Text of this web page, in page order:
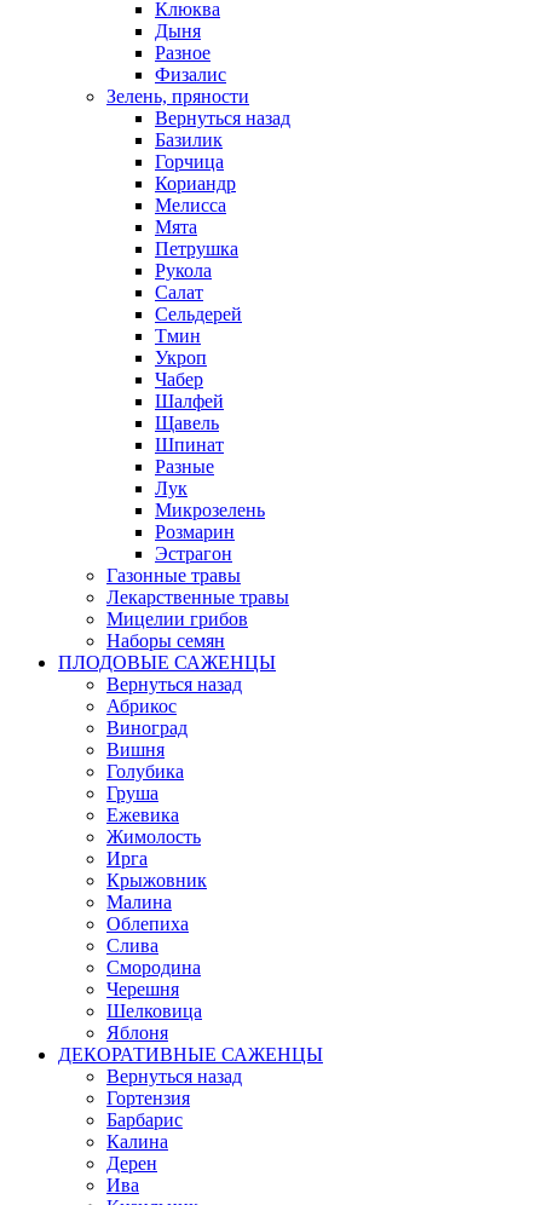
Клюква
Дыня
Разное
Физалис
Зелень, пряности
Вернуться назад
Базилик
Горчица
Кориандр
Мелисса
Мята
Петрушка
Рукола
Салат
Сельдерей
Тмин
Укроп
Чабер
Шалфей
Щавель
Шпинат
Разные
Лук
Микрозелень
Розмарин
Эстрагон
Газонные травы
Лекарственные травы
Мицелии грибов
Наборы семян
ПЛОДОВЫЕ САЖЕНЦЫ
Вернуться назад
Абрикос
Виноград
Вишня
Голубика
Груша
Ежевика
Жимолость
Ирга
Крыжовник
Малина
Облепиха
Слива
Смородина
Черешня
Шелковица
Яблоня
ДЕКОРАТИВНЫЕ САЖЕНЦЫ
Вернуться назад
Гортензия
Барбарис
Калина
Дерен
Ива